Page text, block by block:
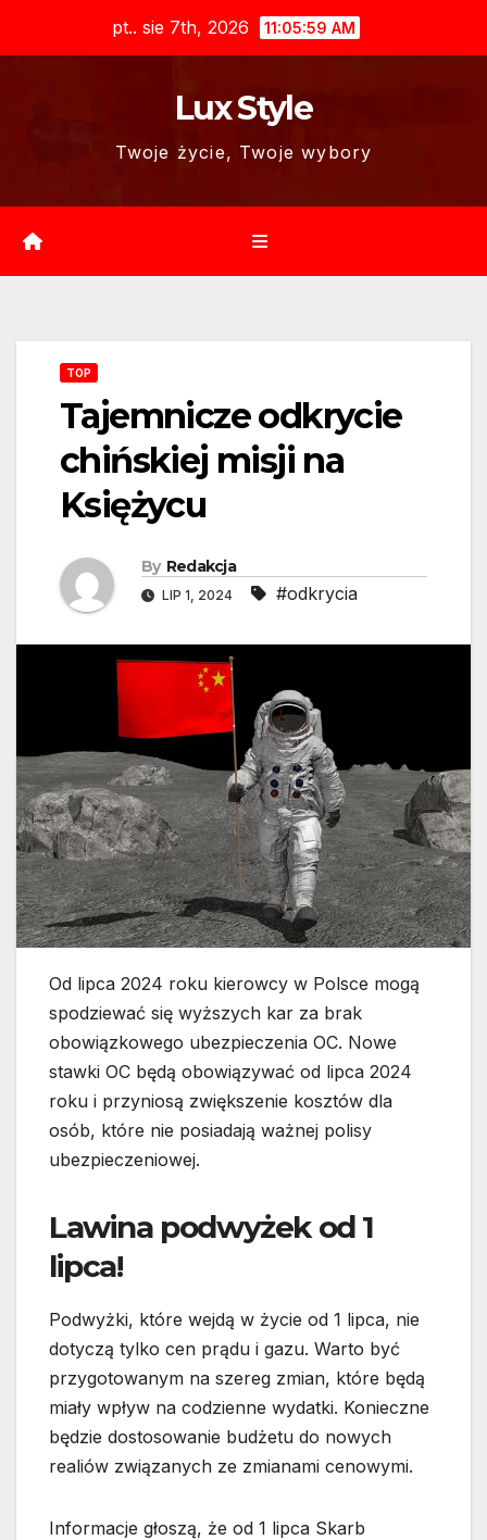
pt.. sie 7th, 2026 11:06:00 AM
Lux Style
Twoje życie, Twoje wybory
TOP
Tajemnicze odkrycie
chińskiej misji na
Księżycu
By Redakcja
LIP 1, 2024 #odkrycia
Od lipca 2024 roku kierowcy w Polsce mogą
spodziewać się wyższych kar za brak
obowiązkowego ubezpieczenia OC. Nowe
stawki OC będą obowiązywać od lipca 2024
roku i przyniosą zwiększenie kosztów dla
osób, które nie posiadają ważnej polisy
ubezpieczeniowej.
Lawina podwyżek od 1
lipca!
Podwyżki, które wejdą w życie od 1 lipca, nie
dotyczą tylko cen prądu i gazu. Warto być
przygotowanym na szereg zmian, które będą
miały wpływ na codzienne wydatki. Konieczne
będzie dostosowanie budżetu do nowych
realiów związanych ze zmianami cenowymi.
Informacje głoszą, że od 1 lipca Skarb